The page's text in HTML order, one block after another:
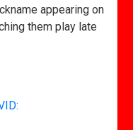
appearing on
them play late